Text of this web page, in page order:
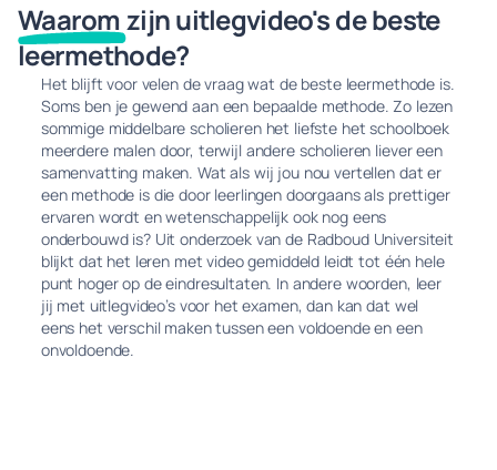
Waaromzijn uitlegvideo's de beste
leermethode?
Het blijft voor velen de vraag wat de beste leermethode is.
Soms ben je gewend aan een bepaalde methode. Zo lezen
sommige middelbare scholieren het liefste het schoolboek
meerdere malen door, terwijl andere scholieren liever een
samenvatting maken. Wat als wij jou nou vertellen dat er
een methode is die door leerlingen doorgaans als prettiger
ervaren wordt en wetenschappelijk ook nog eens
onderbouwd is? Uit onderzoek van de Radboud Universiteit
blijkt dat het leren met video gemiddeld leidt tot één hele
punt hoger op de eindresultaten. In andere woorden, leer
jij met uitlegvideo’s voor het examen, dan kan dat wel
eens het verschil maken tussen een voldoende en een
onvoldoende.